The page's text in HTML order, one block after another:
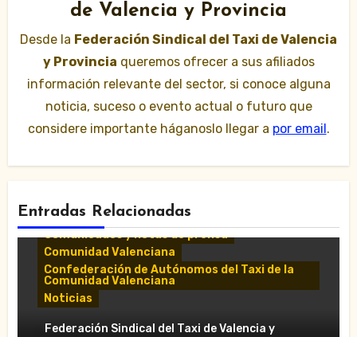
de Valencia y Provincia
Desde la Federación Sindical del Taxi de Valencia
y Provincia queremos ofrecer a sus afiliados
información relevante del sector, si conoce alguna
noticia, suceso o evento actual o futuro que
considere importante háganoslo llegar a por email .
Entradas Relacionadas
Comunicados y notas de prensa
Comunidad Valenciana
Confederación de Autónomos del Taxi de la
Comunidad Valenciana
Noticias
«El taxi de Alicante muestra su
Federación Sindical del Taxi de Valencia y